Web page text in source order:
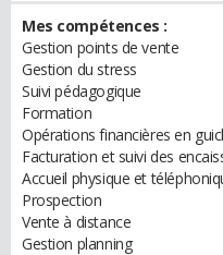
Mes compétences :
Gestion points de vente
Gestion du stress
Suivi pédagogique
Formation
Opérations financières en
Facturation et suivi des
Accueil physique et
Prospection
Vente à distance
Gestion planning